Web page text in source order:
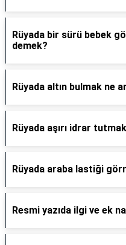
Rüyada bir sürü bebek
demek?
Rüyada altın bulmak ne
Rüyada aşırı idrar
Rüyada araba lastiği
Resmi yazıda ilgi ve ek